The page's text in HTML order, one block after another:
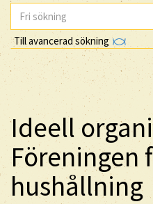
Till avancerad sökning
Ideell
Föreningen
hushållning